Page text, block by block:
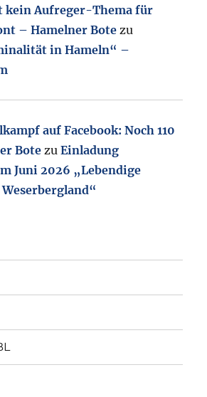
Aufreger-Thema für
– Hamelner Bote zu
in Hameln“ –
auf Facebook: Noch 110
Bote zuEinladung
Juni 2026 „Lebendige